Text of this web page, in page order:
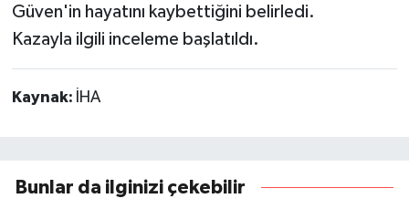
Güven'in hayatını kaybettiğini belirledi.
Kazayla ilgili inceleme başlatıldı.
Kaynak: İHA
Bunlar da ilginizi çekebilir